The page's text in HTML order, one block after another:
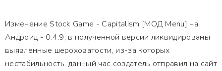
Изменение Stock Game - Capitalism [МОД Menu] на
Андроид - 0.4.9, в полученной версии ликвидированы
выявленные шероховатости, из-за которых
нестабильность. данный час создатель отправил на сайт